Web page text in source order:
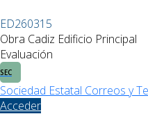
ED260315
Obra Cadiz Edificio Principal
Evaluación
SEC
Sociedad Estatal Correos y
Acceder